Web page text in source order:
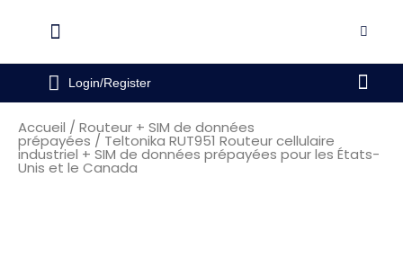
contenuFlyout
Menu
Login/Register
Accueil / Routeur + SIM de données
prépayées / Teltonika RUT951 Routeur cellulaire
industriel + SIM de données prépayées pour les États-
Unis et le Canada